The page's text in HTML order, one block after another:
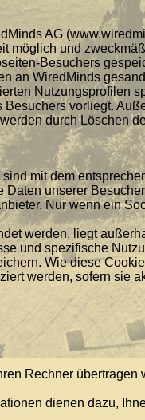
AG
möglich und
Besuchers
an WiredMinds
Nutzungsprofilen
vorliegt.
durch Löschen
mit dem
unserer
Nur wenn ein
werden, liegt
und spezifische
Wie diese
werden, sofern sie
Rechner
dienen dazu,